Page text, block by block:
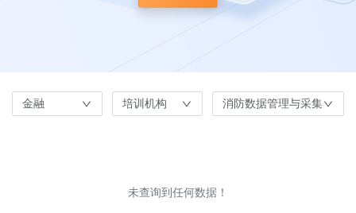
金融 培训机构 消防数据管理与采集
未查询到任何数据！